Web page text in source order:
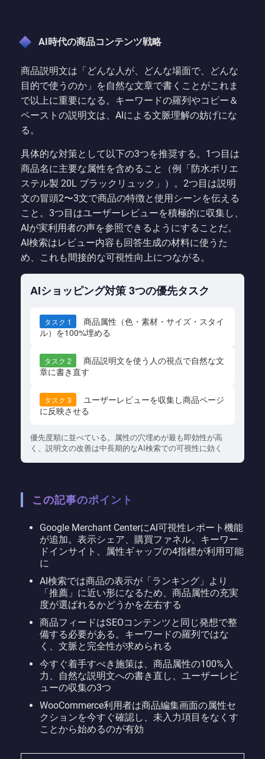
AI時代の商品コンテンツ戦略
商品説明文は「どんな人が、どんな場面で、どんな
目的で使うのか」を自然な文章で書くことがこれま
で以上に重要になる。キーワードの羅列やコピー＆
ペーストの説明文は、AIによる文脈理解の妨げにな
る。
具体的な対策として以下の3つを推奨する。1つ目は
商品名に主要な属性を含めること（例「防水ポリエ
ステル製 20L ブラックリュック」）。2つ目は説明
文の冒頭2〜3文で商品の特徴と使用シーンを伝える
こと。3つ目はユーザーレビューを積極的に収集し、
AIが実利用者の声を参照できるようにすることだ。
AI検索はレビュー内容も回答生成の材料に使うた
め、これも間接的な可視性向上につながる。
AIショッピング対策 3つの優先タスク
タスク 1
商品属性（色・素材・サイズ・スタイ
ル）を100%埋める
タスク 2
商品説明文を使う人の視点で自然な文
章に書き直す
タスク 3
ユーザーレビューを収集し商品ページ
に反映させる
優先度順に並べている。属性の穴埋めが最も即効性が高
く、説明文の改善は中長期的なAI検索での可視性に効く
この記事のポイント
Google Merchant CenterにAI可視性レポート機能
が追加。表示シェア、購買ファネル、キーワー
ドインサイト、属性ギャップの4指標が利用可能
に
AI検索では商品の表示が「ランキング」より
「推薦」に近い形になるため、商品属性の充実
度が選ばれるかどうかを左右する
商品フィードはSEOコンテンツと同じ発想で整
備する必要がある。キーワードの羅列ではな
く、文脈と完全性が求められる
今すぐ着手すべき施策は、商品属性の100%入
力、自然な説明文への書き直し、ユーザーレビ
ューの収集の3つ
WooCommerce利用者は商品編集画面の属性セ
クションを今すぐ確認し、未入力項目をなくす
ことから始めるのが有効